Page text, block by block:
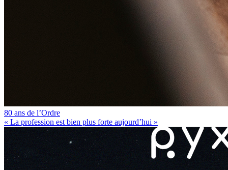
80 ans de l’Ordre
« La profession est bien plus forte aujourd’hui »